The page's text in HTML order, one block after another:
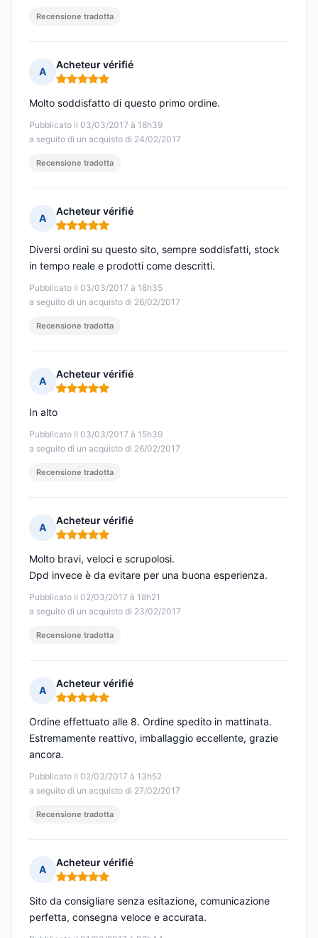
Recensione tradotta
A
Acheteur vérifié
Nota: 5 su 5
Pubblicato il 03/03/2017 à 18h39
a seguito di un acquisto di 24/02/2017
Molto soddisfatto di questo primo ordine.
Recensione tradotta
A
Acheteur vérifié
Nota: 5 su 5
Pubblicato il 03/03/2017 à 18h35
a seguito di un acquisto di 26/02/2017
Diversi ordini su questo sito, sempre soddisfatti, stock
in tempo reale e prodotti come descritti.
Recensione tradotta
A
Acheteur vérifié
Nota: 5 su 5
Pubblicato il 03/03/2017 à 15h39
a seguito di un acquisto di 26/02/2017
In alto
Recensione tradotta
A
Acheteur vérifié
Nota: 5 su 5
Pubblicato il 02/03/2017 à 18h21
a seguito di un acquisto di 23/02/2017
Molto bravi, veloci e scrupolosi.
Dpd invece è da evitare per una buona esperienza.
Recensione tradotta
A
Acheteur vérifié
Nota: 5 su 5
Pubblicato il 02/03/2017 à 13h52
a seguito di un acquisto di 27/02/2017
Ordine effettuato alle 8. Ordine spedito in mattinata.
Estremamente reattivo, imballaggio eccellente, grazie
ancora.
Recensione tradotta
A
Acheteur vérifié
Nota: 5 su 5
Sito da consigliare senza esitazione, comunicazione
perfetta, consegna veloce e accurata.